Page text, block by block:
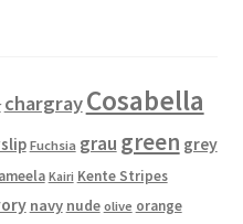
der
Produktseite
gewählt
werden
chargrayCosabella
Fuchsia grau green grey
Kairi Kente Stripes
navy nude olive orange